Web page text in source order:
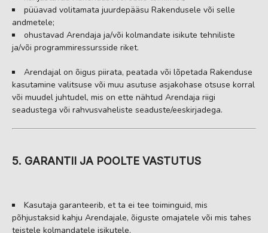
püüavad volitamata juurdepääsu Rakendusele või selle
andmetele;
ohustavad Arendaja ja/või kolmandate isikute tehniliste
ja/või programmiressursside riket.
Arendajal on õigus piirata, peatada või lõpetada Rakenduse
kasutamine valitsuse või muu asutuse asjakohase otsuse korral
või muudel juhtudel, mis on ette nähtud Arendaja riigi
seadustega või rahvusvaheliste seaduste/eeskirjadega.
5. GARANTII JA POOLTE VASTUTUS
Kasutaja garanteerib, et ta ei tee toiminguid, mis
põhjustaksid kahju Arendajale, õiguste omajatele või mis tahes
teistele kolmandatele isikutele.